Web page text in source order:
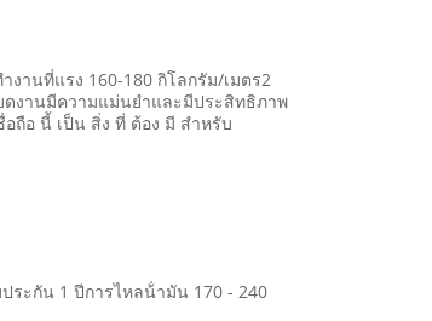
านที่แรง 160-180 กิโลกรัม/เมตร2
ดงานมีความแม่นยําและมีประสิทธิภาพ
ถือ นี้ เป็น สิ่ง ที่ ต้อง มี สําหรับ
ระกัน 1 ปีการไหลน้ํามัน 170 - 240